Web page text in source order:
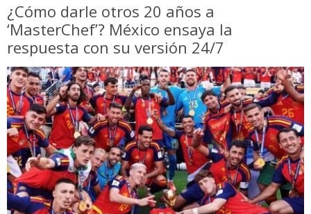
¿Cómo darle otros 20 años a
‘MasterChef’? México ensaya la
respuesta con su versión 24/7